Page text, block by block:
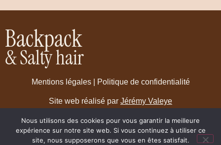
Backpack
& Salty hair
Mentions légales| Politique de confidentialité
Site web réalisé par Jérémy Valeye
2025 © Backpack & Salty Hair
Nous utilisons des cookies pour vous garantir la meilleure
expérience sur notre site web. Si vous continuez à utiliser ce
site, nous supposerons que vous en êtes satisfait.